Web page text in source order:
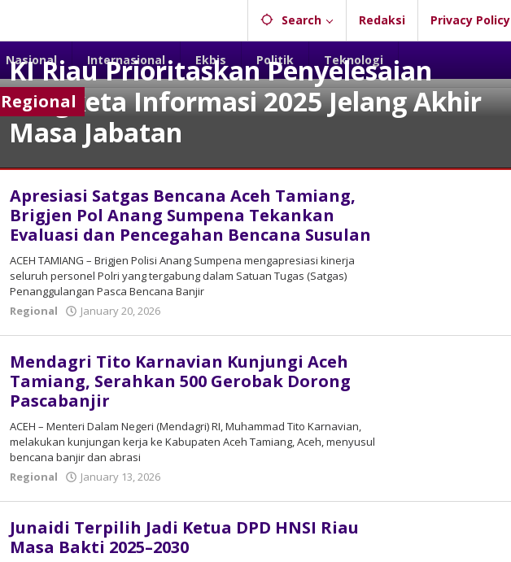
Search Redaksi Privacy Policy
Nasional Internasional Ekbis Politik Teknologi
KI Riau Prioritaskan Penyelesaian
Sengketa Informasi 2025 Jelang Akhir
Masa Jabatan
January
2026
admin
Regional
Apresiasi Satgas Bencana Aceh Tamiang,
Brigjen Pol Anang Sumpena Tekankan
Evaluasi dan Pencegahan Bencana Susulan
ACEH TAMIANG – Brigjen Polisi Anang Sumpena mengapresiasi kinerja
seluruh personel Polri yang tergabung dalam Satuan Tugas (Satgas)
Penanggulangan Pasca Bencana Banjir
Regional
January 20, 2026
Mendagri Tito Karnavian Kunjungi Aceh
Tamiang, Serahkan 500 Gerobak Dorong
Pascabanjir
ACEH – Menteri Dalam Negeri (Mendagri) RI, Muhammad Tito Karnavian,
melakukan kunjungan kerja ke Kabupaten Aceh Tamiang, Aceh, menyusul
bencana banjir dan abrasi
Regional
January 13, 2026
Junaidi Terpilih Jadi Ketua DPD HNSI Riau
Masa Bakti 2025–2030